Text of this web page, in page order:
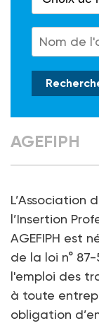
AGEFIPH
L’Association
l’Insertion
AGEFIPH est
de la loi n°
l'emploi des
à toute
obligation